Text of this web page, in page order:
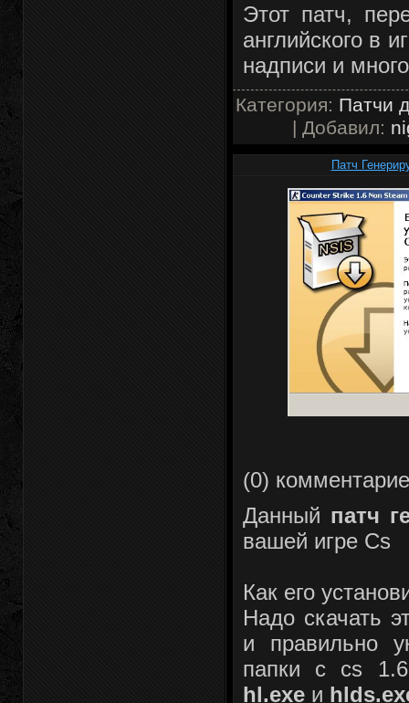
Этот патч,
английского в
надписи и
Категория: Патчи
| Добавил:
Патч
(0)
Данный патч
вашей игре Cs
Как его
Надо скачать
и правильно
папки с cs
hl.exeи